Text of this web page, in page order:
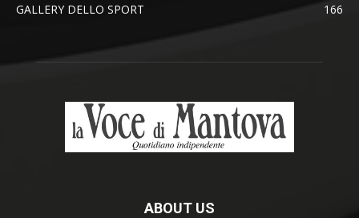
GALLERY DELLO SPORT
166
ABOUT US